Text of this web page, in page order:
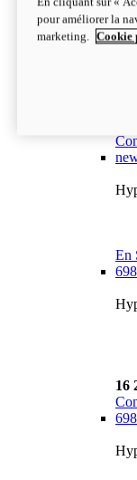
En
16
pour améliorer la
marketing.
Cookie